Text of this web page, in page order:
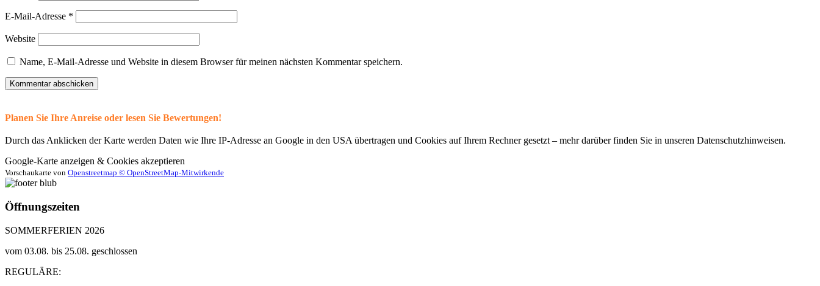
E-Mail-Adresse *
Website
Name, E-Mail-Adresse und Website in diesem Browser für meinen nächsten Kommentar speichern.
Planen Sie Ihre Anreise oder lesen Sie Bewertungen!
Durch das Anklicken der Karte werden Daten wie Ihre IP-Adresse an Google in den USA übertragen und Cookies auf Ihrem Rechner gesetzt – mehr darüber finden Sie in unseren Datenschutzhinweisen.
Google-Karte anzeigen & Cookies akzeptieren
Vorschaukarte von Openstreetmap © OpenStreetMap-Mitwirkende
Öffnungszeiten
SOMMERFERIEN 2026
vom 03.08. bis 25.08. geschlossen
REGULÄRE: